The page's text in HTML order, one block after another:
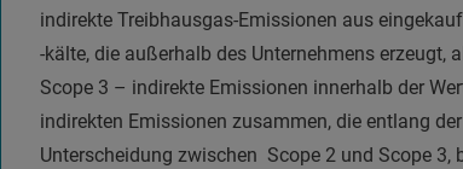
indirekte Treibhausgas-Emissionen aus
-kälte, die außerhalb des Unternehmens erzeugt,
Scope 3 – indirekte Emissionen innerhalb der
indirekten Emissionen zusammen, die entlang
Unterscheidung zwischen Scope 2 und Scope 3,